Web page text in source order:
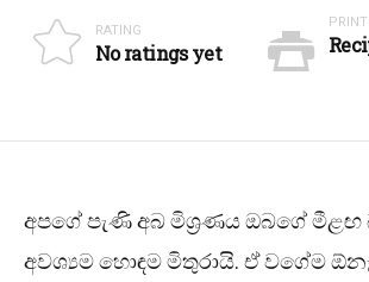
RATING
No ratings yet
PRINT
අපගේ පැණි අබ මිශ්‍රණය ඔබගේ මීළඟ
අවශ්‍යම හොඳම මිතුරායි. ඒ වගේම